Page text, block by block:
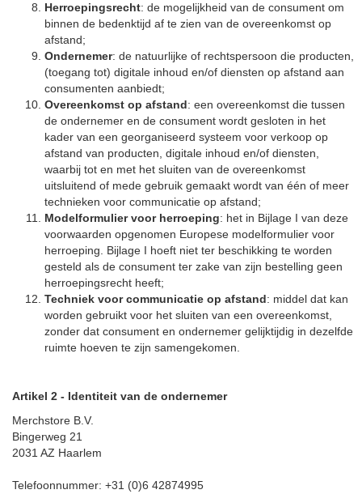
Herroepingsrecht: de mogelijkheid van de consument om
binnen de bedenktijd af te zien van de overeenkomst op
afstand;
Ondernemer: de natuurlijke of rechtspersoon die producten,
(toegang tot) digitale inhoud en/of diensten op afstand aan
consumenten aanbiedt;
Overeenkomst op afstand: een overeenkomst die tussen
de ondernemer en de consument wordt gesloten in het
kader van een georganiseerd systeem voor verkoop op
afstand van producten, digitale inhoud en/of diensten,
waarbij tot en met het sluiten van de overeenkomst
uitsluitend of mede gebruik gemaakt wordt van één of meer
technieken voor communicatie op afstand;
Modelformulier voor herroeping: het in Bijlage I van deze
voorwaarden opgenomen Europese modelformulier voor
herroeping. Bijlage I hoeft niet ter beschikking te worden
gesteld als de consument ter zake van zijn bestelling geen
herroepingsrecht heeft;
Techniek voor communicatie op afstand: middel dat kan
worden gebruikt voor het sluiten van een overeenkomst,
zonder dat consument en ondernemer gelijktijdig in dezelfde
ruimte hoeven te zijn samengekomen.
Artikel 2 - Identiteit van de ondernemer
Merchstore B.V.
Bingerweg 21
2031 AZ Haarlem
Telefoonnummer: +31 (0)6 42874995